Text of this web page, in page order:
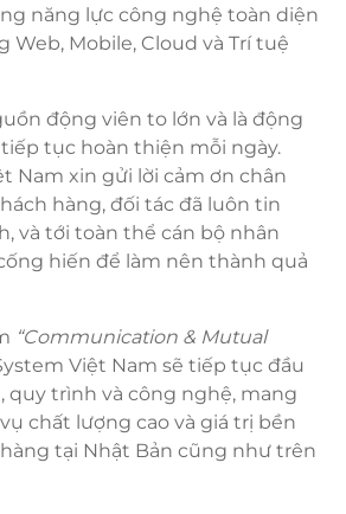
năng lực công nghệ toàn diện
Web, Mobile, Cloud và Trí tuệ
động viên to lớn và là động
tục hoàn thiện mỗi ngày.
Nam xin gửi lời cảm ơn chân
hàng, đối tác đã luôn tin
và tới toàn thể cán bộ nhân
hiến để làm nên thành quả
“Communication & Mutual
Việt Nam sẽ tiếp tục đầu
quy trình và công nghệ, mang
chất lượng cao và giá trị bền
tại Nhật Bản cũng như trên